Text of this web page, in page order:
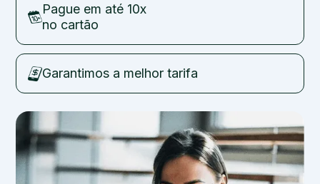
Pague em até 10x
no cartão
Garantimos a melhor tarifa